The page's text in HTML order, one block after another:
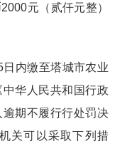
元（贰仟元整）
内缴至塔城市农业
华人民共和国行政
期不履行行处罚决
关可以采取下列措